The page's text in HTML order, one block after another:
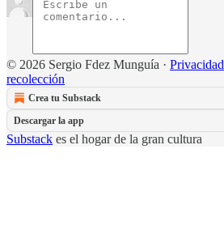
© 2026 Sergio Fdez Munguía · Privacidad
recolección
Crea tu Substack
Descargar la app
Substack es el hogar de la gran cultura